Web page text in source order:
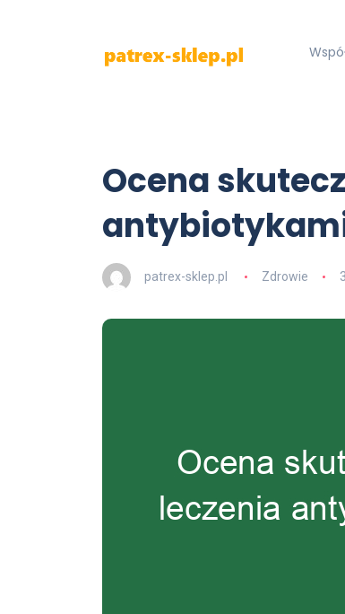
Ocena
patrex-sklep.pl Zdrowie